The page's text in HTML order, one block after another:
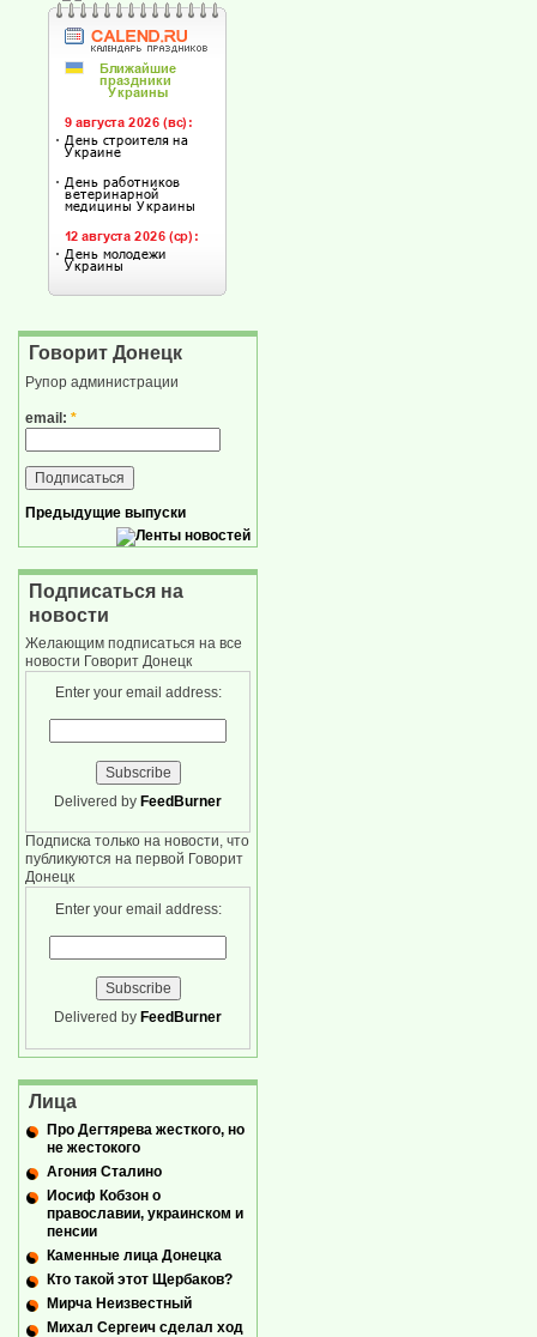
Говорит Донецк
Рупор администрации
email: *
Предыдущие выпуски
Подписаться на
новости
Желающим подписаться на все
новости Говорит Донецк
Enter your email address:
Delivered by FeedBurner
Подписка только на новости, что
публикуются на первой Говорит
Донецк
Enter your email address:
Delivered by FeedBurner
Лица
Про Дегтярева жесткого, но
не жестокого
Агония Сталино
Иосиф Кобзон о
православии, украинском и
пенсии
Каменные лица Донецка
Кто такой этот Щербаков?
Мирча Неизвестный
Михал Сергеич сделал ход